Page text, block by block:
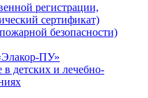
регистрации,
сертификат)
безопасности)
ПУ»
детских и лечебно-